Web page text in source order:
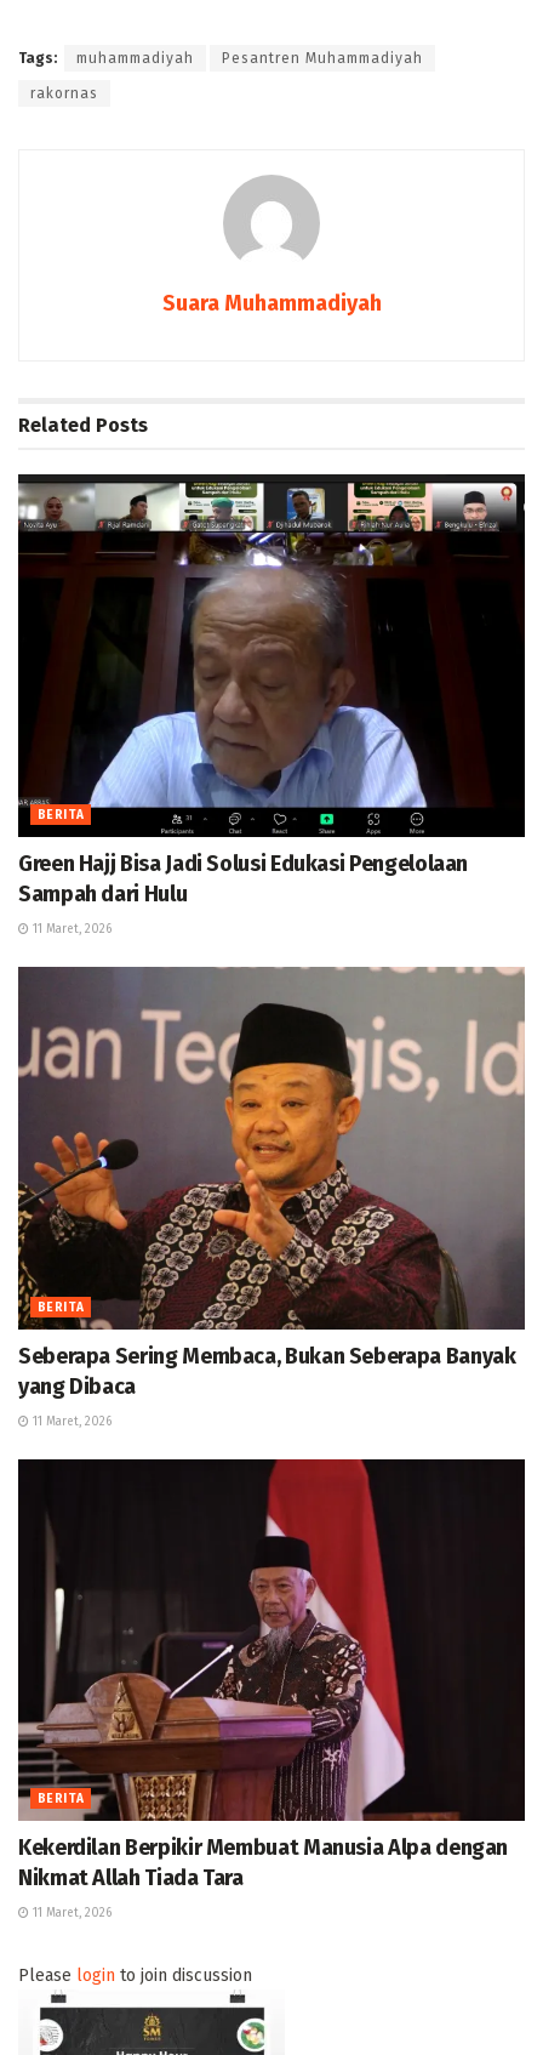
Tags: muhammadiyah Pesantren Muhammadiyah
rakornas
Suara Muhammadiyah
Related Posts
BERITA
Green Hajj Bisa Jadi Solusi Edukasi Pengelolaan
Sampah dari Hulu
11 Maret, 2026
BERITA
Seberapa Sering Membaca, Bukan Seberapa Banyak
yang Dibaca
11 Maret, 2026
BERITA
Kekerdilan Berpikir Membuat Manusia Alpa dengan
Nikmat Allah Tiada Tara
11 Maret, 2026
Please login to join discussion